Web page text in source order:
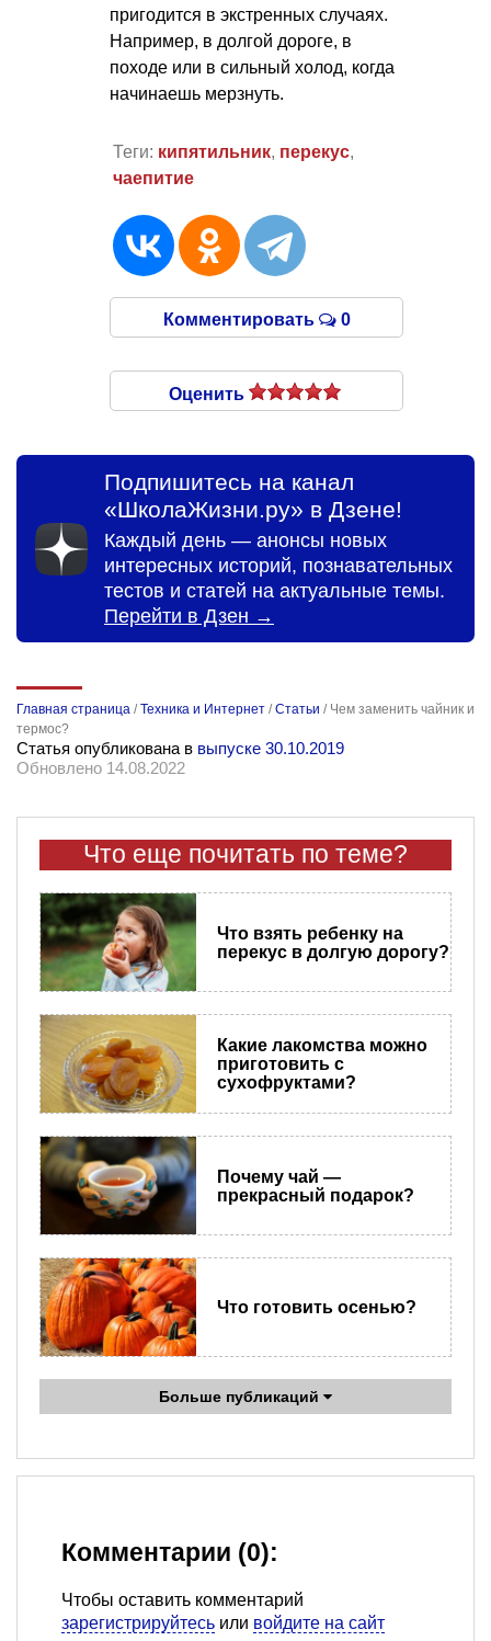
пригодится в экстренных случаях.
Например, в долгой дороге, в
походе или в сильный холод, когда
начинаешь мерзнуть.
Теги: кипятильник, перекус,
чаепитие
Комментировать 0
Оценить
Подпишитесь на канал
«ШколаЖизни.ру» в Дзене!
Каждый день — анонсы новых
интересных историй, познавательных
тестов и статей на актуальные темы.
Перейти в Дзен →
Главная страница /Техника и Интернет /Статьи / Чем заменить чайник и
термос?
Статья опубликована в выпуске 30.10.2019
Обновлено 14.08.2022
Что еще почитать по теме?
Что взять ребенку на
перекус в долгую дорогу?
Какие лакомства можно
приготовить с
сухофруктами?
Почему чай —
прекрасный подарок?
​Что готовить осенью?
Больше публикаций
Комментарии (0):
Чтобы оставить комментарий
зарегистрируйтесь или войдите на сайт